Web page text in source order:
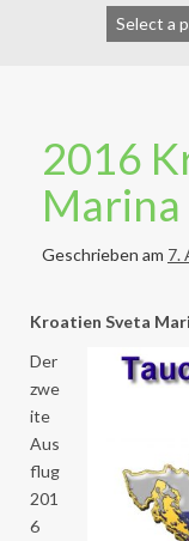
2016
Marina
Geschrieben am 7.
Kroatien Sveta
Der
zwe
ite
Aus
flug
201
6